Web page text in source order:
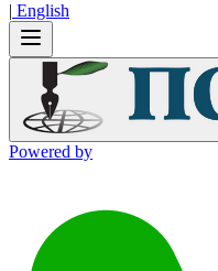
| Εnglish
Powered by